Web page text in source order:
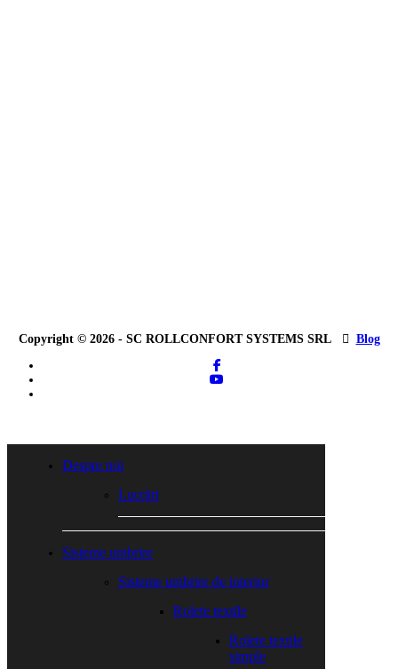
Copyright © 2026 - SC ROLLCONFORT SYSTEMS SRL
Blog
facebook
youtube
Despre noi
Lucrări
Sisteme umbrire
Sisteme umbrire de interior
Rolete textile
Rolete textile
simple